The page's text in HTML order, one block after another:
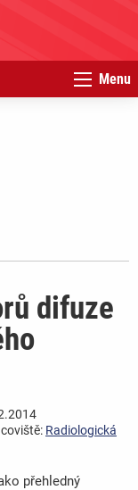
Menu
difuze
Radiologická
přehledný